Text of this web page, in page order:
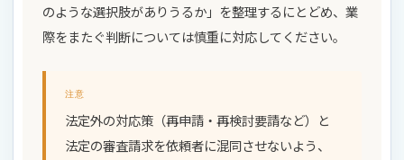
のような選択肢がありうるか」を整理するにとどめ、業
際をまたぐ判断については慎重に対応してください。
注意
法定外の対応策（再申請・再検討要請など）と
法定の審査請求を依頼者に混同させないよう、